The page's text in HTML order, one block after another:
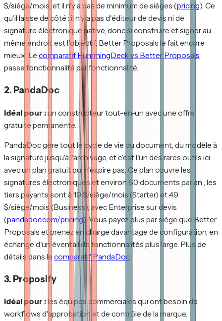
$/siège/mois, et il n'y a pas de minimum de sièges (pricing). Ce
qu'il laisse de côté : il n'y a pas d'éditeur de devis ni de
signature électronique native, donc si construire et signer au
même endroit est l'objectif, Better Proposals le fait encore
mieux. Le comparatif HummingDeck vs Better Proposals
passe fonctionnalité par fonctionnalité.
2. PandaDoc
Idéal pour :un constructeur tout-en-un avec une offre
gratuite permanente.
PandaDoc gère tout le cycle de vie du document, du modèle à
la signature jusqu'à l'archivage, et c'est l'un des rares outils ici
avec un plan gratuit qui n'expire pas. Ce plan couvre les
signatures électroniques et environ 60 documents par an ; les
tiers payants sont à 19 $/siège/mois (Starter) et 49
$/siège/mois (Business), avec Enterprise sur devis
(pandadoc.com/pricing). Vous payez plus par siège que Better
Proposals et prenez en charge davantage de configuration, en
échange d'un éventail de fonctionnalités plus large. Plus de
détails dans le comparatif PandaDoc.
3. Proposify
Idéal pour :les équipes commerciales qui ont besoin de
workflows d'approbation et de contrôle de la marque.